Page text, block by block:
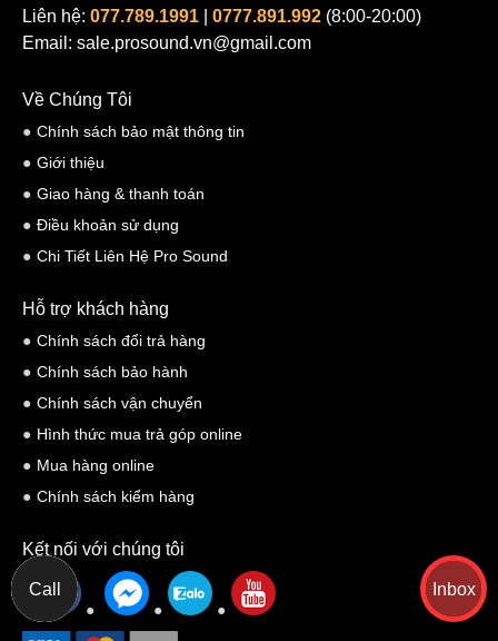
Liên hệ: 077.789.1991 0777.891.992 (8:00-20:00)
Email: sale.prosound.vn@gmail.com
Về Chúng Tôi
Chính sách bảo mật thông tin
Giới thiệu
Giao hàng & thanh toán
Điều khoản sử dụng
Chi Tiết Liên Hệ Pro Sound
Hỗ trợ khách hàng
Chính sách đổi trả hàng
Chính sách bảo hành
Chính sách vận chuyển
Hình thức mua trả góp online
Mua hàng online
Chính sách kiểm hàng
Kết nối với chúng tôi
Call Inbox